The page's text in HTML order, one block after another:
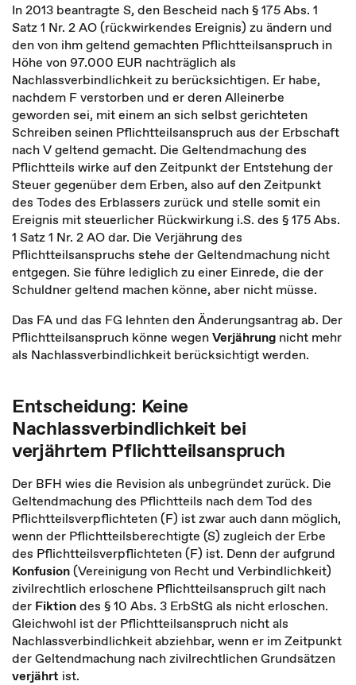
In 2013 beantragte S, den Bescheid nach § 175 Abs. 1
Satz 1 Nr. 2 AO (rückwirkendes Ereignis) zu ändern und
den von ihm geltend gemachten Pflichtteilsanspruch in
Höhe von 97.000 EUR nachträglich als
Nachlassverbindlichkeit zu berücksichtigen. Er habe,
nachdem F verstorben und er deren Alleinerbe
geworden sei, mit einem an sich selbst gerichteten
Schreiben seinen Pflichtteilsanspruch aus der Erbschaft
nach V geltend gemacht. Die Geltendmachung des
Pflichtteils wirke auf den Zeitpunkt der Entstehung der
Steuer gegenüber dem Erben, also auf den Zeitpunkt
des Todes des Erblassers zurück und stelle somit ein
Ereignis mit steuerlicher Rückwirkung i.S. des § 175 Abs.
1 Satz 1 Nr. 2 AO dar. Die Verjährung des
Pflichtteilsanspruchs stehe der Geltendmachung nicht
entgegen. Sie führe lediglich zu einer Einrede, die der
Schuldner geltend machen könne, aber nicht müsse.
Das FA und das FG lehnten den Änderungsantrag ab. Der
Pflichtteilsanspruch könne wegenVerjährung nicht mehr
als Nachlassverbindlichkeit berücksichtigt werden.
Entscheidung: Keine
Nachlassverbindlichkeit bei
verjährtem Pflichtteilsanspruch
Der BFH wies die Revision als unbegründet zurück. Die
Geltendmachung des Pflichtteils nach dem Tod des
Pflichtteilsverpflichteten (F) ist zwar auch dann möglich,
wenn der Pflichtteilsberechtigte (S) zugleich der Erbe
des Pflichtteilsverpflichteten (F) ist. Denn der aufgrund
Konfusion(Vereinigung von Recht und Verbindlichkeit)
zivilrechtlich erloschene Pflichtteilsanspruch gilt nach
der Fiktiondes § 10 Abs. 3 ErbStG als nicht erloschen.
Gleichwohl ist der Pflichtteilsanspruch nicht als
Nachlassverbindlichkeit abziehbar, wenn er im Zeitpunkt
der Geltendmachung nach zivilrechtlichen Grundsätzen
verjährt ist.